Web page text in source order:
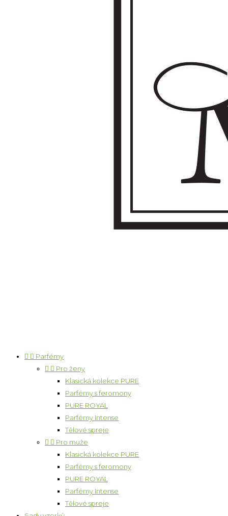
  Parfémy
  Pro ženy
Klasická kolekce PURE
Parfémy s feromony
PURE ROYAL
Parfémy Intense
Tělové spreje
  Pro muže
Klasická kolekce PURE
Parfémy s feromony
PURE ROYAL
Parfémy Intense
Tělové spreje